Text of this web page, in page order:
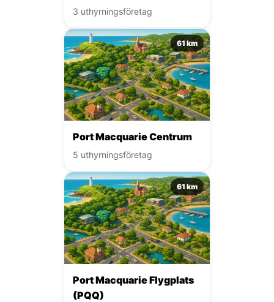
3 uthyrningsföretag
61 km
Port Macquarie Centrum
5 uthyrningsföretag
61 km
Port Macquarie Flygplats
(PQQ)